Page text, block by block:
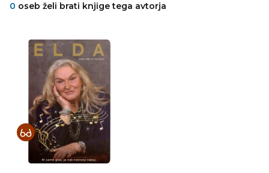
0 oseb želi brati knjige tega avtorja